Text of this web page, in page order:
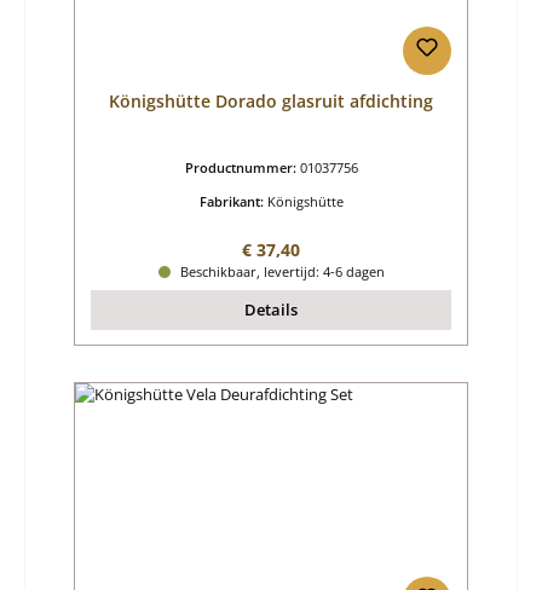
Königshütte Dorado glasruit afdichting
Productnummer: 01037756
Fabrikant: Königshütte
Normale prijs:
€ 37,40
Beschikbaar, levertijd: 4-6 dagen
Details